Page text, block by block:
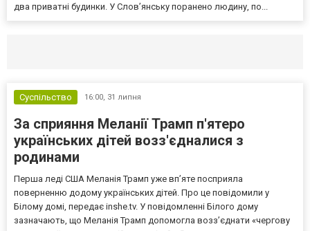
два приватні будинки. У Слов’янську поранено людину, по...
Суспільство 16:00, 31 липня
За сприяння Меланії Трамп п'ятеро
українських дітей возз'єдналися з
родинами
Перша леді США Меланія Трамп уже впʼяте посприяла
поверненню додому українських дітей. Про це повідомили у
Білому домі, передає inshe.tv. У повідомленні Білого дому
зазначають, що Меланія Трамп допомогла возз’єднати «чергову